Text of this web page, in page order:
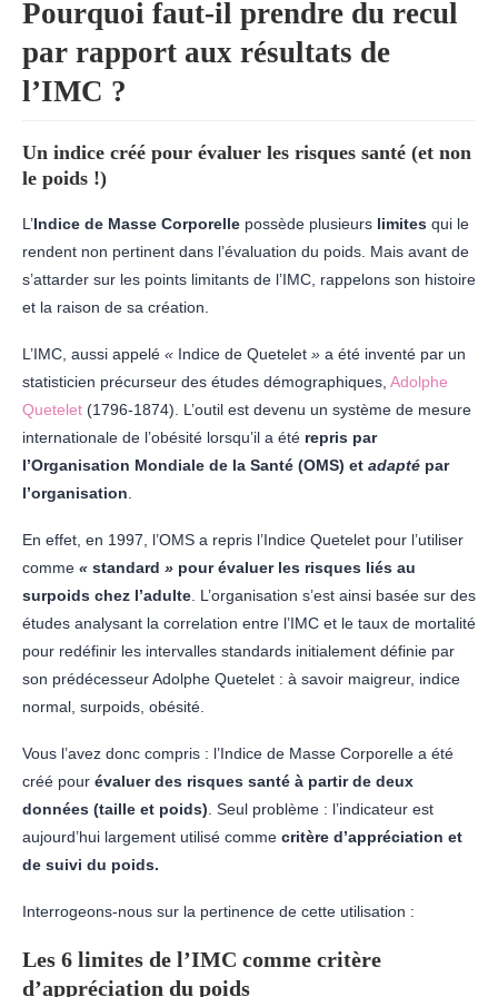
Pourquoi faut-il prendre du recul
par rapport aux résultats de
l’IMC ?
Un indice créé pour évaluer les risques santé (et non
le poids !)
L’Indice de Masse Corporelle possède plusieurs limites qui le
rendent non pertinent dans l’évaluation du poids. Mais avant de
s’attarder sur les points limitants de l’IMC, rappelons son histoire
et la raison de sa création.
L’IMC, aussi appelé « Indice de Quetelet » a été inventé par un
statisticien précurseur des études démographiques, Adolphe
Quetelet (1796-1874). L’outil est devenu un système de mesure
internationale de l’obésité lorsqu’il a été repris par
l’Organisation Mondiale de la Santé (OMS) et adapté par
l’organisation
En effet, en 1997, l’OMS a repris l’Indice Quetelet pour l’utiliser
comme « standard » pour évaluer les risques liés au
surpoids chez l’adulte . L’organisation s’est ainsi basée sur des
études analysant la correlation entre l’IMC et le taux de mortalité
pour redéfinir les intervalles standards initialement définie par
son prédécesseur Adolphe Quetelet : à savoir maigreur, indice
normal, surpoids, obésité.
Vous l’avez donc compris : l’Indice de Masse Corporelle a été
créé pour évaluer des risques santé à partir de deux
données (taille et poids) . Seul problème : l’indicateur est
aujourd’hui largement utilisé comme critère d’appréciation et
de suivi du poids.
Interrogeons-nous sur la pertinence de cette utilisation :
Les 6 limites de l’IMC comme critère
d’appréciation du poids